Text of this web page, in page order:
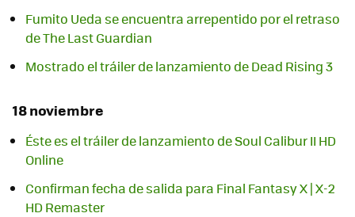
Fumito Ueda se encuentra arrepentido por el retraso
de The Last Guardian
Mostrado el tráiler de lanzamiento de Dead Rising 3
18 noviembre
Éste es el tráiler de lanzamiento de Soul Calibur II HD
Online
Confirman fecha de salida para Final Fantasy X | X-2
HD Remaster